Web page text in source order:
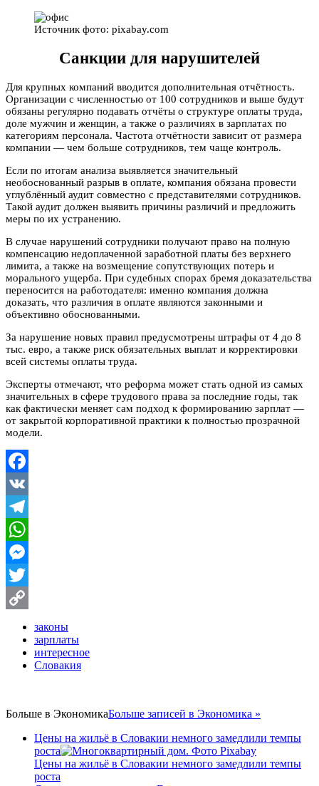
Источник фото: pixabay.com
Санкции для нарушителей
Для крупных компаний вводится дополнительная отчётность.
Организации с численностью от 100 сотрудников и выше будут
обязаны регулярно подавать отчёты о структуре оплаты труда,
доле мужчин и женщин, а также о различиях в зарплатах по
категориям персонала. Частота отчётности зависит от размера
компании — чем больше сотрудников, тем чаще контроль.
Если по итогам анализа выявляется значительный
необоснованный разрыв в оплате, компания обязана провести
углублённый аудит совместно с представителями сотрудников.
Такой аудит должен выявить причины различий и предложить
меры по их устранению.
В случае нарушений сотрудники получают право на полную
компенсацию недоплаченной заработной платы без верхнего
лимита, а также на возмещение сопутствующих потерь и
морального ущерба. При судебных спорах бремя доказательства
переносится на работодателя: именно компания должна
доказать, что различия в оплате являются законными и
объективно обоснованными.
За нарушение новых правил предусмотрены штрафы от 4 до 8
тыс. евро, а также риск обязательных выплат и корректировки
всей системы оплаты труда.
Эксперты отмечают, что реформа может стать одной из самых
значительных в сфере трудового права за последние годы, так
как фактически меняет сам подход к формированию зарплат —
от закрытой корпоративной практики к полностью прозрачной
модели.
Facebook
VK
Telegram
WhatsApp
Messenger
Twitter
Link
законы
зарплаты
интересное
Словакия
Больше в ЭкономикаБольше записей в Экономика »
Цены на жильё в Словакии немного замедлили темпы
роста
Цены на жильё в Словакии немного замедлили темпы
роста